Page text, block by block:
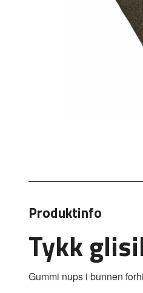
Produktinfo
Tykk
Gummi nups i bunnen